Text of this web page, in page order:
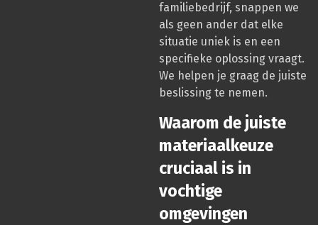
familiebedrijf, snappen we
als geen ander dat elke
situatie uniek is en een
specifieke oplossing vraagt.
We helpen je graag de juiste
beslissing te nemen.
Waarom de juiste
materiaalkeuze
cruciaal is in
vochtige
omgevingen